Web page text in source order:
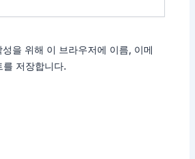
을 위해 이 브라우저에 이름, 이메
를 저장합니다.